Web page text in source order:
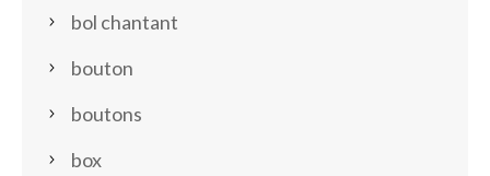
bol chantant
bouton
boutons
box